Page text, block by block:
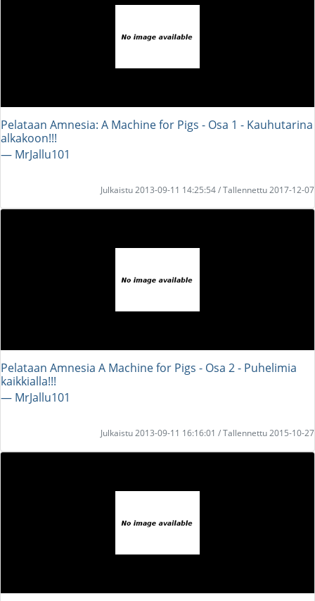
Pelataan Amnesia: A Machine for Pigs - Osa 1 - Kauhutarina
alkakoon!!!
― MrJallu101
Julkaistu 2013-09-11 14:25:54 / Tallennettu 2017-12-07
Pelataan Amnesia A Machine for Pigs - Osa 2 - Puhelimia
kaikkialla!!!
― MrJallu101
Julkaistu 2013-09-11 16:16:01 / Tallennettu 2015-10-27